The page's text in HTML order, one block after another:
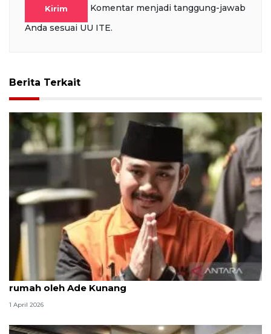
Kirim
Komentar menjadi tanggung-jawab
Anda sesuai UU ITE.
Berita Terkait
KPK periksa legal Lippo Cikarang soal pembelian
rumah oleh Ade Kunang
1 April 2026